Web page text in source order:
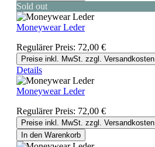
Sold out
Moneywear Leder
Regulärer Preis: 72,00 €
Preise inkl. MwSt. zzgl. Versandkosten
Details
Moneywear Leder
Regulärer Preis: 72,00 €
Preise inkl. MwSt. zzgl. Versandkosten
In den Warenkorb